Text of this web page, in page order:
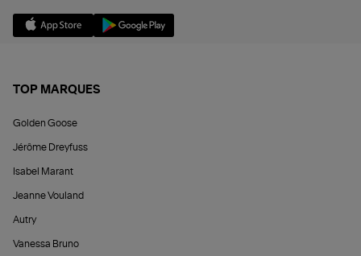
TOP MARQUES
Golden Goose
Jérôme Dreyfuss
Isabel Marant
Jeanne Vouland
Autry
Vanessa Bruno